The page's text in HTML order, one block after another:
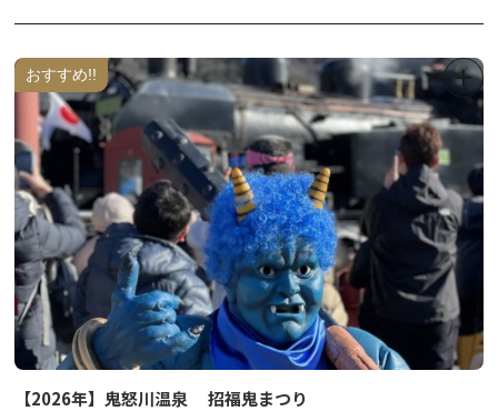
６月６日（土） 前夜祭
20:15 壱太郎 太鼓演奏 （湯西川地区センター）
20:30 上臈（じょうろう）道中（湯西川温泉街）
６月７日（日） 平家大祭
10:00 赤間神宮神事（平家の里）
大祭の宴 （平家の里・伝習館）
10:45 赤間神宮 蘭陵王の舞
11:00 平 桜子 薩摩琵琶演奏①
11:30 Ren ケーナ演奏①
12:00 おさるランド＆アニタウン 伝統芸能猿まわし
12:30 壱太郎 太鼓演奏①
おすすめ!!
【2026年】鬼怒川温泉 招福鬼まつり